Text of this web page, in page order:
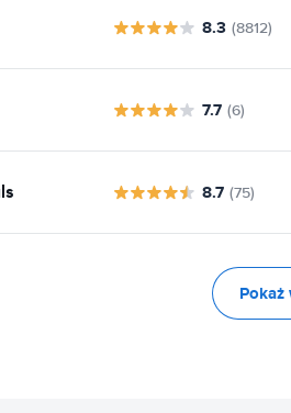
8.3 (8812)
7.7 (6)
8.7 (75)